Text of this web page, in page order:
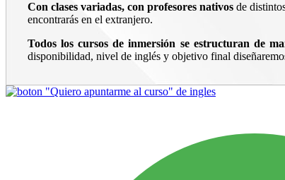
Con clases variadas, con profesores nativos de
encontrarás en el extranjero.
Todos los cursos de inmersión se estructuran de
disponibilidad, nivel de inglés y objetivo final